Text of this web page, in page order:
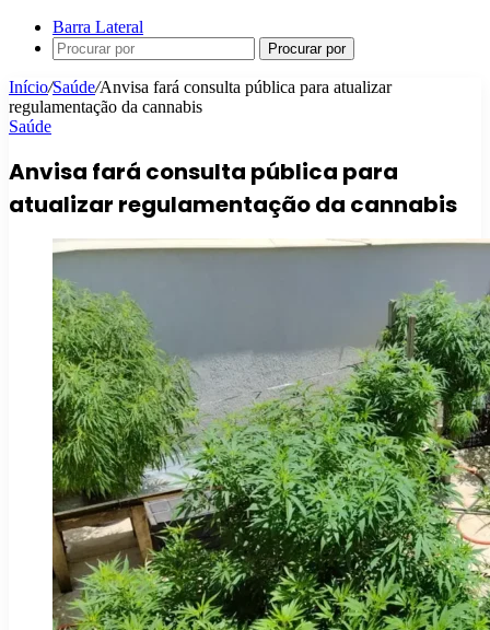
Barra Lateral
Procurar por
Início/Saúde/Anvisa fará consulta pública para atualizar
regulamentação da cannabis
Saúde
Anvisa fará consulta pública para
atualizar regulamentação da cannabis